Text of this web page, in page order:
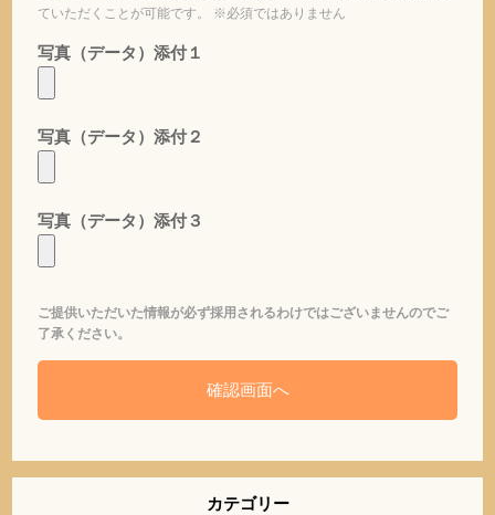
ていただくことが可能です。 ※必須ではありません
写真（データ）添付１
写真（データ）添付２
写真（データ）添付３
ご提供いただいた情報が必ず採用されるわけではございませんのでご
了承ください。
カテゴリー